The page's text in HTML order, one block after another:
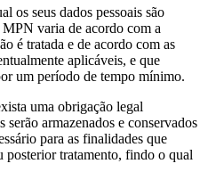
os seus dados pessoais são
MPN varia de acordo com a
é tratada e de acordo com as
aplicáveis, e que
um período de tempo mínimo.
uma obrigação legal
serão armazenados e conservados
para as finalidades que
posterior tratamento, findo o qual